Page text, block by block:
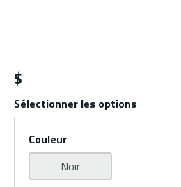
$
Sélectionner les options
Couleur
Noir